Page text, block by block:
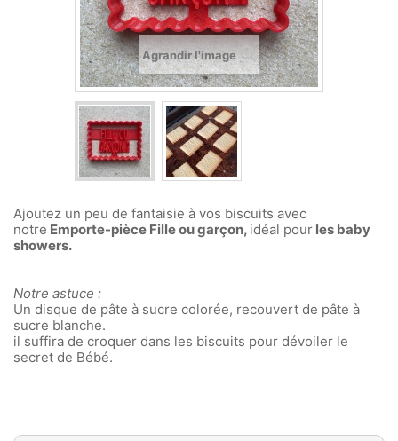
Agrandir l'image
Ajoutez un peu de fantaisie à vos biscuits avec
notre Emporte-pièce Fille ou garçon, idéal pour les baby
showers.
Notre astuce :
Un disque de pâte à sucre colorée, recouvert de pâte à
sucre blanche.
il suffira de croquer dans les biscuits pour dévoiler le
secret de Bébé.